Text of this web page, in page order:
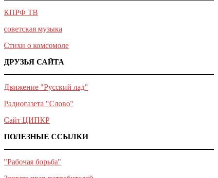
КПРФ ТВ
советская музыка
Стихи о комсомоле
ДРУЗЬЯ САЙТА
Движение "Русский лад"
Радиогазета "Слово"
Сайт ЦИПКР
ПОЛЕЗНЫЕ ССЫЛКИ
"Рабочая борьба"